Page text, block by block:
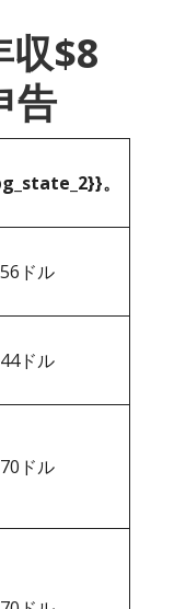
収$8
告
。
ドル
ドル
ドル